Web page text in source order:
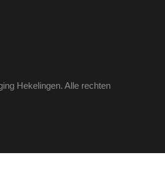
Hekelingen. Alle rechten